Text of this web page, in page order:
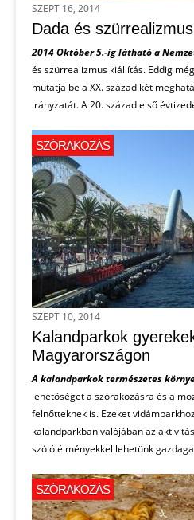
SZEPT 16, 2014
Dada és
2014 Október 5.-ig látható a
és szürrealizmus kiállítás. Eddig
mutatja be a XX. század két
irányzatát. A 20. század első
SZÓRAKOZÁS
SZEPT 10, 2014
Kalandparkok
Magyarországon
A kalandparkok természetes
lehetőséget a szórakozásra és a
felnőtteknek is. Ezeket
kalandparkban valójában az
szóló élményekkel lehetünk
SZÓRAKOZÁS